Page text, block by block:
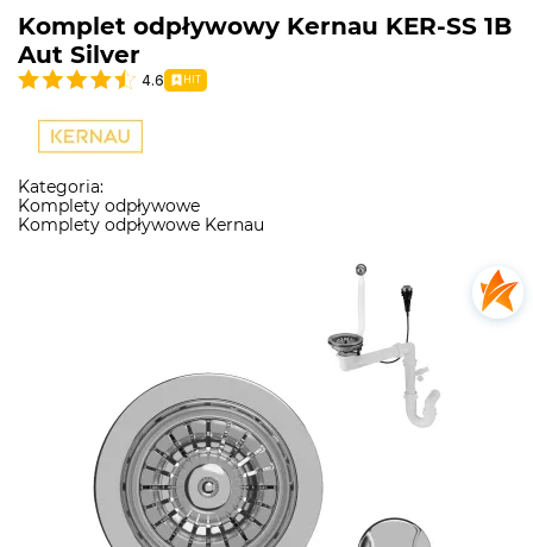
Komplet odpływowy Kernau KER-SS 1B
Aut Silver
4.6 HIT
Kategoria:
Komplety odpływowe
Komplety odpływowe Kernau